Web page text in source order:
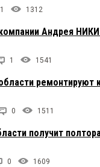
1 1312
Андрея
1 1541
0 1511
получит
0 1609